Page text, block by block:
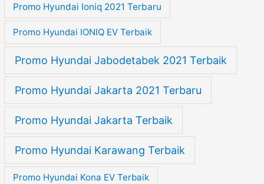
Promo Hyundai Ioniq 2021 Terbaru
Promo Hyundai IONIQ EV Terbaik
Promo Hyundai Jabodetabek 2021 Terbaik
Promo Hyundai Jakarta 2021 Terbaru
Promo Hyundai Jakarta Terbaik
Promo Hyundai Karawang Terbaik
Promo Hyundai Kona EV Terbaik